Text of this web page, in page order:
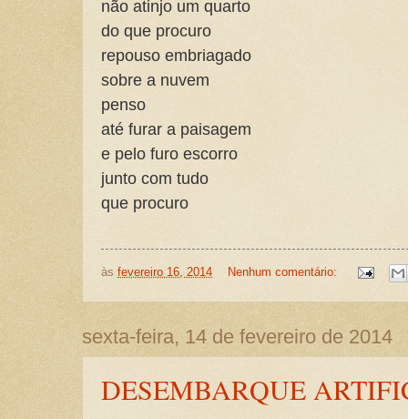
não atinjo um quarto
do que procuro
repouso embriagado
sobre a nuvem
penso
até furar a paisagem
e pelo furo escorro
junto com tudo
que procuro
às fevereiro 16, 2014 Nenhum comentário:
sexta-feira, 14 de fevereiro de 2014
DESEMBARQUE